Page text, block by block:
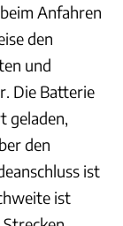
Anfahren
den
und
Die Batterie
geladen,
den
ist
ist